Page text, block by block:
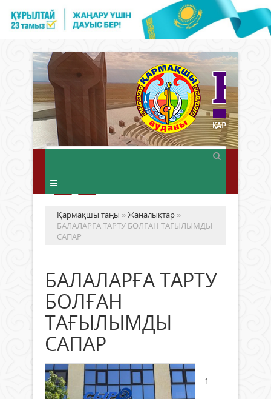
Қармақшы таңы »Жаңалықтар »
БАЛАЛАРҒА ТАРТУ БОЛҒАН ТАҒЫЛЫМДЫ
САПАР
БАЛАЛАРҒА ТАРТУ
БОЛҒАН
ТАҒЫЛЫМДЫ
САПАР
1